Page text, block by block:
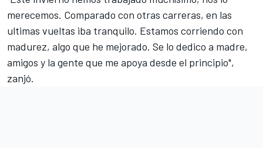
merecemos. Comparado con otras carreras, en las
ultimas vueltas iba tranquilo. Estamos corriendo con
madurez, algo que he mejorado. Se lo dedico a madre,
amigos y la gente que me apoya desde el principio",
zanjó.